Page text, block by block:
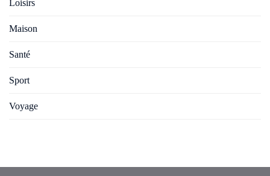
Loisirs
Maison
Santé
Sport
Voyage